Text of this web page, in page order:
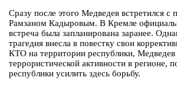
Сразу после этого Медведев встретился с
Рамзаном Кадыровым. В Кремле
встреча была запланирована заранее.
трагедия внесла в повестку свои
КТО на территории республики, Медведев
террористической активности в регионе,
республики усилить здесь борьбу.